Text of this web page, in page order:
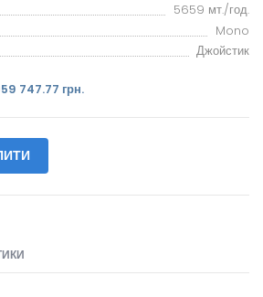
5659 мт./год.
Mono
Джойстик
747.77 грн.